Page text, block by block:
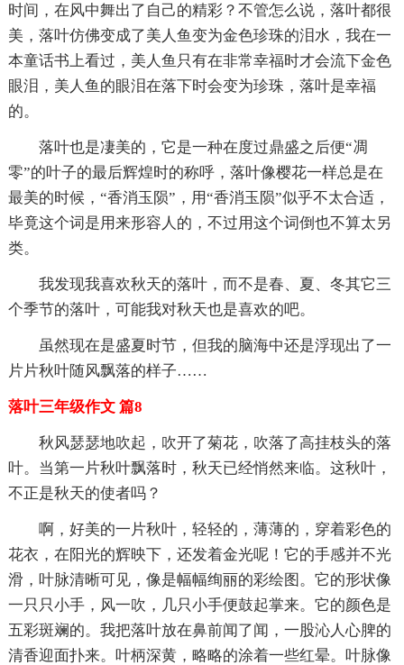
时间，在风中舞出了自己的精彩？不管怎么说，落叶都很
美，落叶仿佛变成了美人鱼变为金色珍珠的泪水，我在一
本童话书上看过，美人鱼只有在非常幸福时才会流下金色
眼泪，美人鱼的眼泪在落下时会变为珍珠，落叶是幸福
的。
落叶也是凄美的，它是一种在度过鼎盛之后便“凋
零”的叶子的最后辉煌时的称呼，落叶像樱花一样总是在
最美的时候，“香消玉陨”，用“香消玉陨”似乎不太合适，
毕竟这个词是用来形容人的，不过用这个词倒也不算太另
类。
我发现我喜欢秋天的落叶，而不是春、夏、冬其它三
个季节的落叶，可能我对秋天也是喜欢的吧。
虽然现在是盛夏时节，但我的脑海中还是浮现出了一
片片秋叶随风飘落的样子……
落叶三年级作文 篇8
秋风瑟瑟地吹起，吹开了菊花，吹落了高挂枝头的落
叶。当第一片秋叶飘落时，秋天已经悄然来临。这秋叶，
不正是秋天的使者吗？
啊，好美的一片秋叶，轻轻的，薄薄的，穿着彩色的
花衣，在阳光的辉映下，还发着金光呢！它的手感并不光
滑，叶脉清晰可见，像是幅幅绚丽的彩绘图。它的形状像
一只只小手，风一吹，几只小手便鼓起掌来。它的颜色是
五彩斑斓的。我把落叶放在鼻前闻了闻，一股沁人心脾的
清香迎面扑来。叶柄深黄，略略的涂着一些红晕。叶脉像